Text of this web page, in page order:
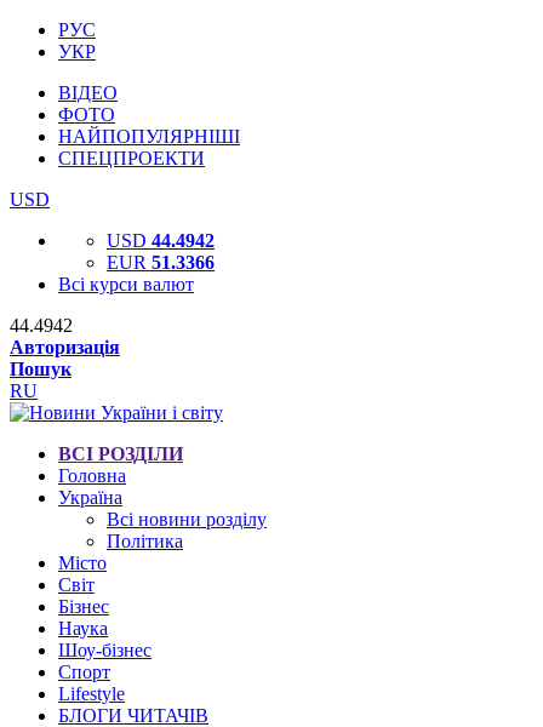
РУС
УКР
ВІДЕО
ФОТО
НАЙПОПУЛЯРНІШІ
СПЕЦПРОЕКТИ
USD
USD 44.4942
EUR 51.3366
Всі курси валют
44.4942
Авторизація
Пошук
RU
ВСІ РОЗДІЛИ
Головна
Україна
Всі новини розділу
Політика
Місто
Світ
Бізнес
Наука
Шоу-бізнес
Спорт
Lifestyle
БЛОГИ ЧИТАЧІВ